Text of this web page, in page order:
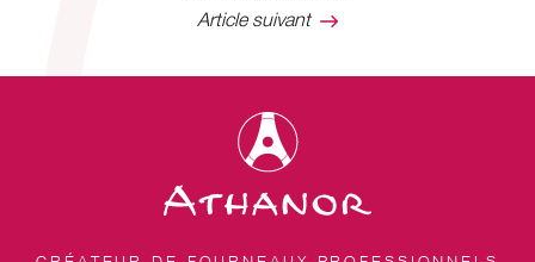
Article suivant